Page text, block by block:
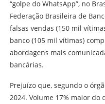
“golpe do WhatsApp”, no
Federação Brasileira de
falsas vendas (150 mil
banco (105 mil vítimas)
abordagens mais
bancárias.
Prejuízo que, segundo o
2024. Volume 17% maior do